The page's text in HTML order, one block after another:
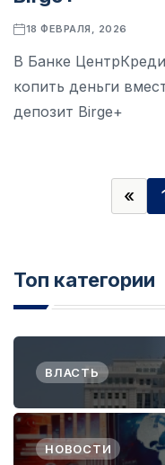
18 ФЕВРАЛЯ, 2026
В Банке
копить деньги
депозит Birge+
«
Топ категории
ВЛАСТЬ
НОВОСТИ